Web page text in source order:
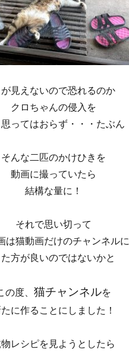
が見えないので恐れるのか
クロちゃんの侵入を
ってはおらず・・・たぶん
そんな二匹のかけひきを
動画に撮っていたら
結構な量に！
それで思い切って
は猫動画だけのチャンネルに
た方が良いのではないかと
の度、 猫チャンネルを
に作ることにしました！
レシピを見ようとしたら